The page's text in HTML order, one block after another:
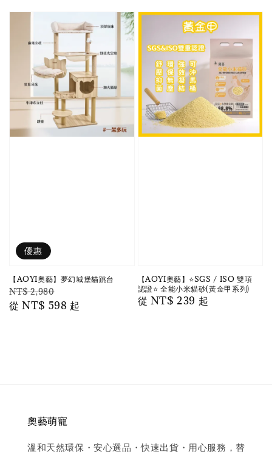
優惠
【AOYI奧藝】夢幻城堡貓跳台
Regular
price
NT$ 2,980
price
從NT$ 598 起
【AOYI奧藝】⭐️SGS / ISO 雙項
認證⭐️ 全能小米貓砂(黃金甲系列)
Regular
從 NT$ 239 起
奧藝萌寵
溫和天然環保・安心選品・快速出貨・用心服務，替